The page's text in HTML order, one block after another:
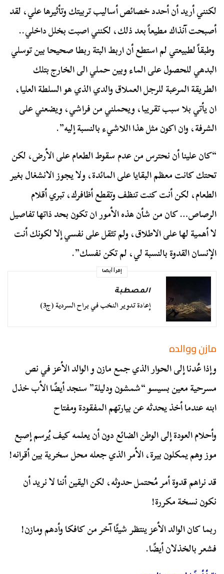
لكنني أريد أن أحدد خصائص أساليب تربيتك وتأثيرها علي، لقد
أصبحت آنذاك مطيعاً بعد ذلك، لكنني اصبت بخلل داخلي..
وطبقاً لطبيعتي لم استطع أن اربط البتة ربطا صحيحا بين توسلي
البدهي للحصول على الماء وبين حملي الى الخارج بتلك
الطريقة المرعبة للرجل العملاق والدي الذي هو السلطة العليا،
ان يأتي بلا سبب تقريبا، ويحملني من فراشي، ويضعني على
الشرفة، وان اكون مثل هذا اللاشيء بالنسبة إليه”.
“كان علينا أن نحترس من عدم سقوط الطعام على الأرض، لكن
تحتك كانت معظم البقايا على المائدة، ولا يجوز الانشغال بغير
الطعام، لكن أنت كنت تنظف وتقطع أظافرك، تبري أقلام
الرصاص… كان من شأن هذه الأمور ان تكون بحد ذاتها تفاصيل
لا أهمية لها على الاطلاق، ولم تثقل على نفسي إلا لكونك أنت
الإنسان القدوة بالنسبة لي، لم تكن نفسك”.
إقرأ أيضا
المصطبة
إعادة تدوير النخب في براح السردية (ج3)
مازن ووالده
وإذا عُدنا إلى الحوار الذي جمع مازن و الوالد الأعز في نص
مسرحية معين بسيسو “شمشون ودليلة” سنجد أيضًا الأب خذل
ابنه عندما أخذ يحدثه عن بيارتهم المفقودة ومفتاح
وأحلام العودة إلى الوطن الضائع دون أن يعلمه كيف يُرسم إصبع
موز وهم يمكلون بيرة، الأمر الذي جعله محل سخرية بين أقرانه!
قد نراهم قدوة أمر مُحتمل حدوثه، لكن اليقين أننا لا نريد أن
نكون نسخة مكررة!
ربما كان الوالد الأعز ينتظر شيئًا آخر من كافكا وأدهم ومازن!
فشعر بالخذلان أيضًا.